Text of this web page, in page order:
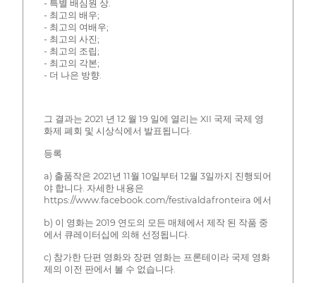
- 특별 배심원 상.
- 최고의 배우;
- 최고의 여배우;
- 최고의 사진;
- 최고의 조립;
- 최고의 각본;
- 더 나은 방향.
그 결과는 2021 년 12 월 19 일에 열리는 XII 국제 국제 영
화제 폐회 및 시상식에서 발표됩니다.
등록
a) 출품작은 2021년 11월 10일부터 12월 3일까지 진행되어
야 합니다. 자세한 내용은
https://www.facebook.com/festivaldafronteira 에서
b) 이 영화는 2019 연도의 모든 매체에서 제작 된 작품 중
에서 큐레이터십에 의해 선정됩니다.
c) 참가한 단편 영화와 장편 영화는 프론테이라 국제 영화
제의 이전 판에서 볼 수 없습니다.